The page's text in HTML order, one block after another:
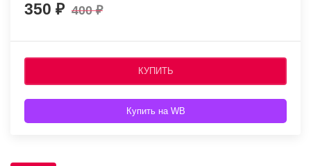
350 400
КУПИТЬ
Купить на WB